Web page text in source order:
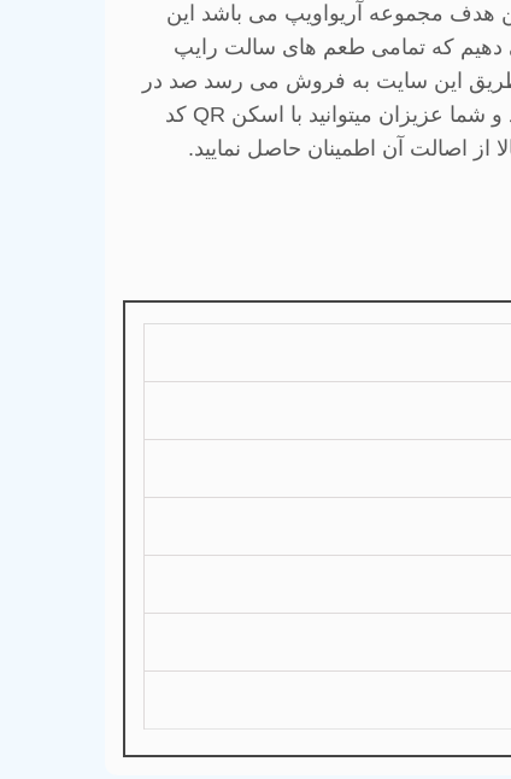
هدف مجموعه آریواویپ می باشد این
دهیم که تمامی طعم های سالت رایپ
این سایت به فروش می رسد صد در
و شما عزیزان میتوانید با اسکن QR کد
اصالت آن اطمینان حاصل نمایید.